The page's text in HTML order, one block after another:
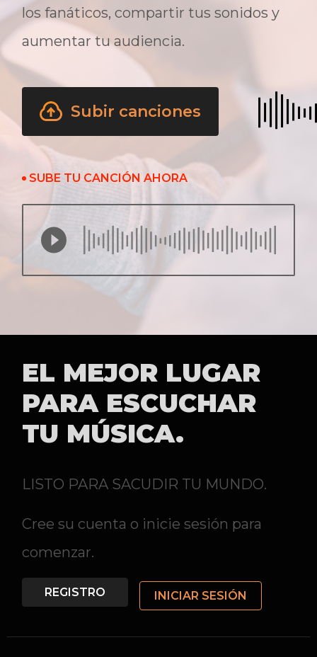
los fanáticos, compartir tus sonidos y
aumentar tu audiencia.
Subir canciones
SUBE TU CANCIÓN AHORA
EL MEJOR LUGAR
PARA ESCUCHAR
TU MÚSICA.
LISTO PARA SACUDIR TU MUNDO.
Cree su cuenta o inicie sesión para
comenzar.
REGISTRO INICIAR SESIÓN